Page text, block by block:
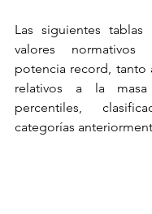
Las siguientes tablas
valores
potencia record, tanto
relativos a la
percentiles,